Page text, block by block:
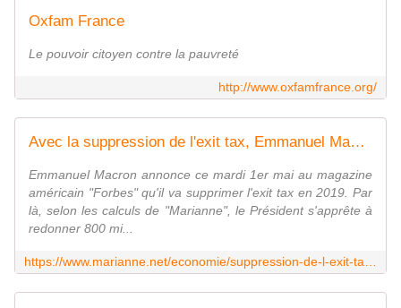
Oxfam France
Le pouvoir citoyen contre la pauvreté
http://www.oxfamfrance.org/
Avec la suppression de l'exit tax, Emmanuel Macron offre 800 millions d'euros aux ultra-riches
Emmanuel Macron annonce ce mardi 1er mai au magazine
américain "Forbes" qu'il va supprimer l'exit tax en 2019. Par
là, selon les calculs de "Marianne", le Président s'apprête à
redonner 800 mi...